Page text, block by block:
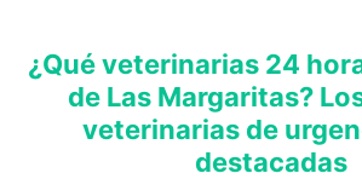
¿Qué veterinarias 24
de Las Margaritas?
veterinarias de
destacadas